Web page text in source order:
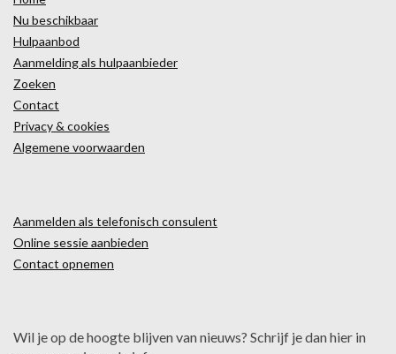
Nu beschikbaar
Hulpaanbod
Aanmelding als hulpaanbieder
Zoeken
Contact
Privacy & cookies
Algemene voorwaarden
Aanmelden als telefonisch consulent
Online sessie aanbieden
Contact opnemen
Wil je op de hoogte blijven van nieuws? Schrijf je dan hier in